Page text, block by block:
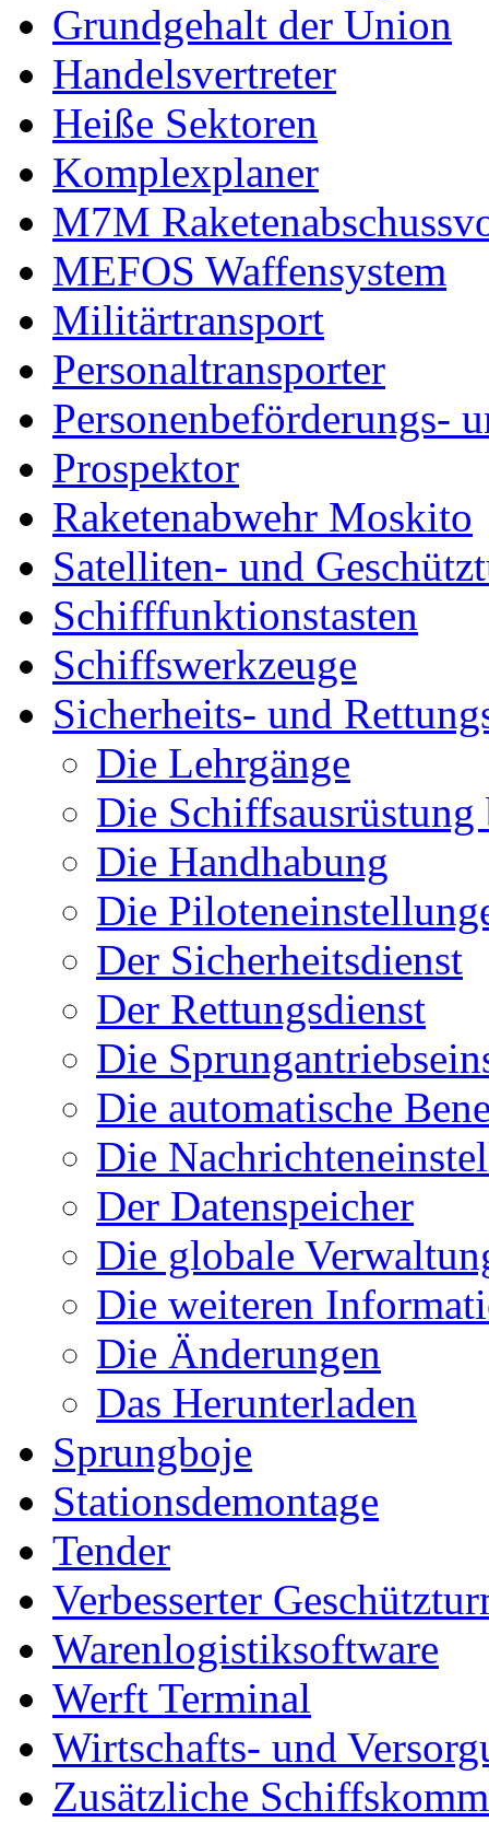
Grundgehalt der Union
Handelsvertreter
Heiße Sektoren
Komplexplaner
M7M
MEFOS Waffensystem
Militärtransport
Personaltransporter
Personenbeförderungs-
Prospektor
Raketenabwehr Moskito
Satelliten- und
Schifffunktionstasten
Schiffswerkzeuge
Sicherheits- und
Die Lehrgänge
Die Schiffsausrüstung
Die Handhabung
Die
Der Sicherheitsdienst
Der Rettungsdienst
Die
Die automatische
Die
Der Datenspeicher
Die globale
Die weiteren
Die Änderungen
Das Herunterladen
Sprungboje
Stationsdemontage
Tender
Verbesserter
Warenlogistiksoftware
Werft Terminal
Wirtschafts- und
Zusätzliche